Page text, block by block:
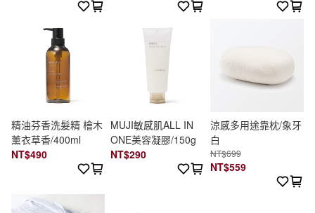
精油芬香洗髮精 檜木
薰衣草香/400ml
NT$490
MUJI敏感肌ALL IN
ONE美容凝膠/150g
NT$290
涼感多用途靠枕/象牙
白
NT$699
NT$559